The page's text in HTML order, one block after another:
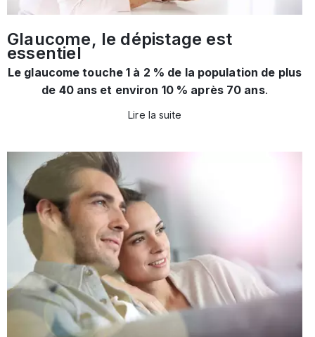
Glaucome, le dépistage est
essentiel
Le glaucome touche 1 à 2 % de la population de plus
de 40 ans et environ 10 % après 70 ans.
Lire la suite